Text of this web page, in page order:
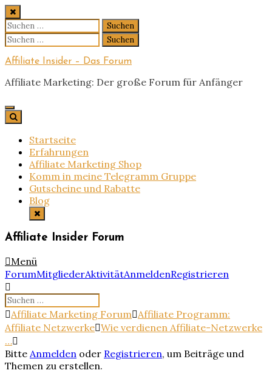
Skip
to
content
Suchen
nach:
Suchen
nach:
Affiliate Insider – Das Forum
Affiliate Marketing: Der große Forum für Anfänger
Startseite
Erfahrungen
Affiliate Marketing Shop
Komm in meine Telegramm Gruppe
Gutscheine und Rabatte
Blog
Affiliate Insider Forum
Menü
Forum-
Navigation
ForumMitgliederAktivitätAnmeldenRegistrieren
Forum-
Breadcrumbs
Du
bist
Affiliate Marketing Forum Affiliate Programm:
Affiliate Netzwerke Wie verdienen Affiliate-Netzwerke
…
Bitte Anmelden oder Registrieren, um Beiträge und
Themen zu erstellen.